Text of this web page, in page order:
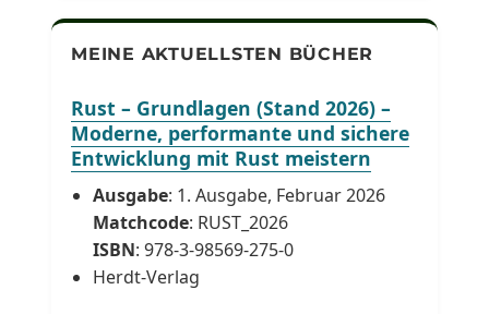
MEINE AKTUELLSTEN BÜCHER
Rust – Grundlagen (Stand 2026) –
Moderne, performante und sichere
Entwicklung mit Rust meistern
Ausgabe: 1. Ausgabe, Februar 2026
Matchcode: RUST_2026
ISBN: 978-3-98569-275-0
Herdt-Verlag